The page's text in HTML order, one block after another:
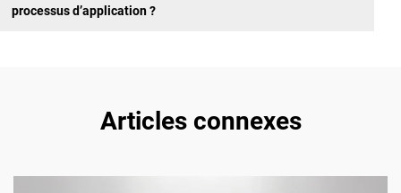
processus d’application ?
Articles connexes